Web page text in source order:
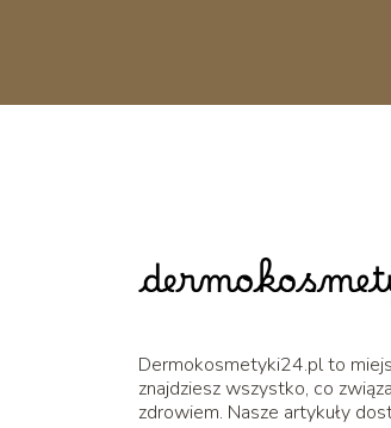
Dermokosmetyki24.pl to
znajdziesz wszystko, co
zdrowiem. Nasze artykuły